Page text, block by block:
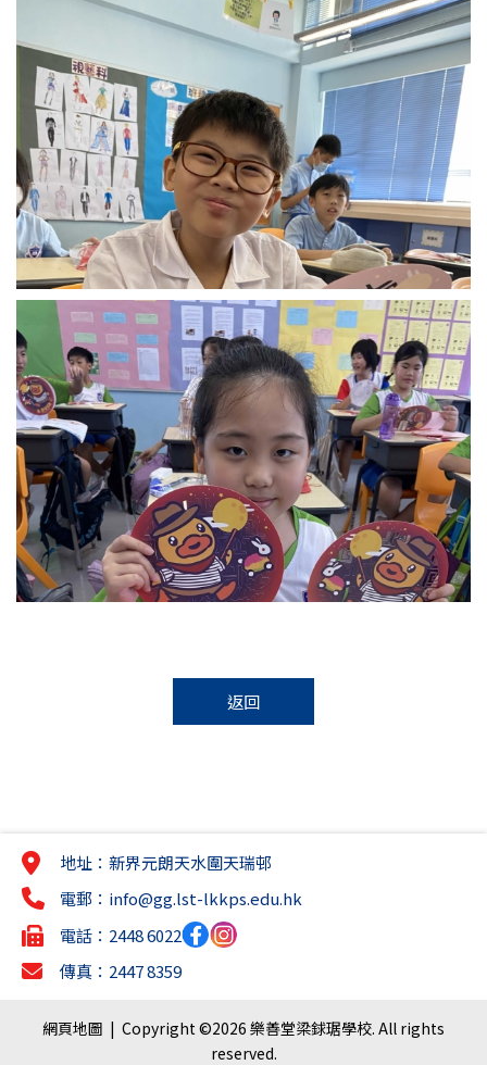
返回
地址：新界元朗天水圍天瑞邨
電郵： info@gg.lst-lkkps.edu.hk
電話：2448 6022
傳真：2447 8359
網頁地圖 | Copyright ©2026 樂善堂梁銶琚學校. All rights
reserved.